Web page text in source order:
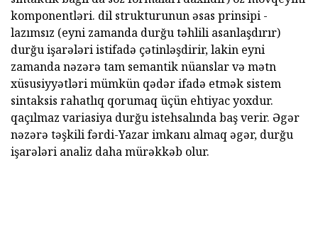
komponentləri. dil strukturunun əsas prinsipi -
lazımsız (eyni zamanda durğu təhlili asanlaşdırır)
durğu işarələri istifadə çətinləşdirir, lakin eyni
zamanda nəzərə tam semantik nüanslar və mətn
xüsusiyyətləri mümkün qədər ifadə etmək sistem
sintaksis rahatlıq qorumaq üçün ehtiyac yoxdur.
qaçılmaz variasiya durğu istehsalında baş verir. Əgər
nəzərə təşkili fərdi-Yazar imkanı almaq əgər, durğu
işarələri analiz daha mürəkkəb olur.